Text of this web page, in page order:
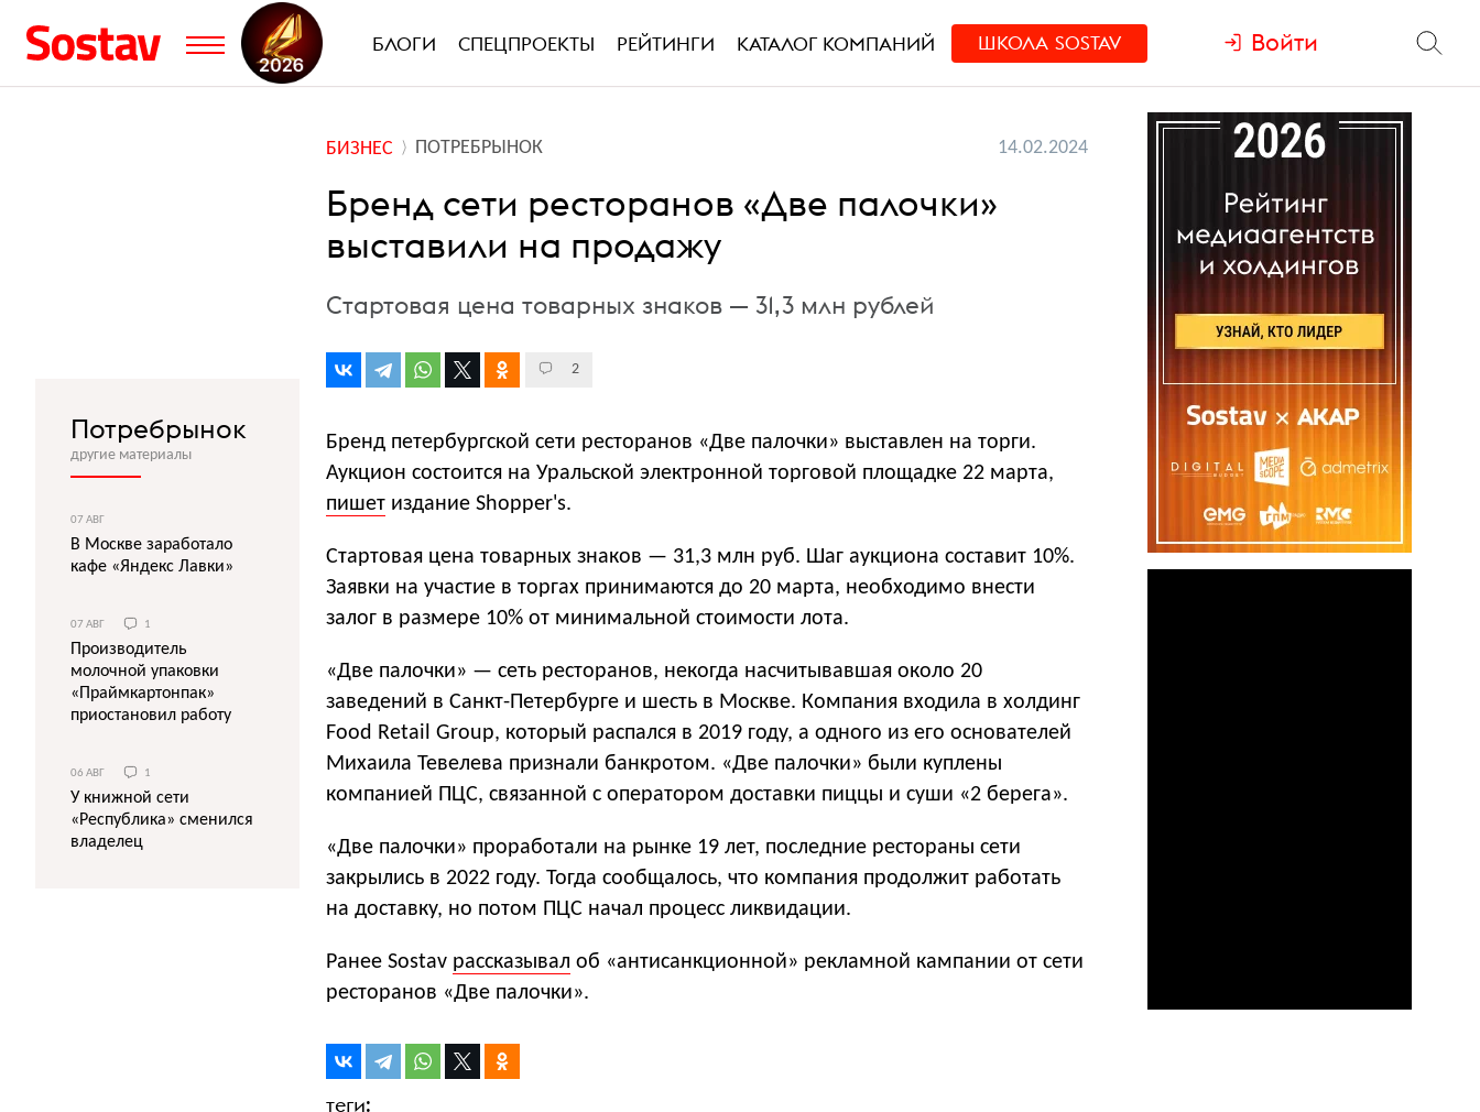
БЛОГИ СПЕЦПРОЕКТЫ РЕЙТИНГИ КАТАЛОГ КОМПАНИЙ ШКОЛА SOSTAV Войти
БИЗНЕС ПОТРЕБРЫНОК 14.02.2024
Бренд сети ресторанов «Две палочки»
выставили на продажу
Стартовая цена товарных знаков — 31,3 млн рублей
2
Бренд петербургской сети ресторанов «Две палочки» выставлен на торги.
Аукцион состоится на Уральской электронной торговой площадке 22 марта,
пишет издание Shopper's.
Стартовая цена товарных знаков — 31,3 млн руб. Шаг аукциона составит 10%.
Заявки на участие в торгах принимаются до 20 марта, необходимо внести
залог в размере 10% от минимальной стоимости лота.
«Две палочки» — сеть ресторанов, некогда насчитывавшая около 20
заведений в Санкт-Петербурге и шесть в Москве. Компания входила в холдинг
Food Retail Group, который распался в 2019 году, а одного из его основателей
Михаила Тевелева признали банкротом. «Две палочки» были куплены
компанией ПЦС, связанной с оператором доставки пиццы и суши «2 берега».
«Две палочки» проработали на рынке 19 лет, последние рестораны сети
закрылись в 2022 году. Тогда сообщалось, что компания продолжит работать
на доставку, но потом ПЦС начал процесс ликвидации.
Ранее Sostav рассказывал об «антисанкционной» рекламной кампании от сети
ресторанов «Две палочки».
Потребрынок
другие материалы
07 АВГ
В Москве заработало
кафе «Яндекс Лавки»
07 АВГ 1
Производитель
молочной упаковки
«Праймкартонпак»
приостановил работу
06 АВГ 1
У книжной сети
«Республика» сменился
владелец